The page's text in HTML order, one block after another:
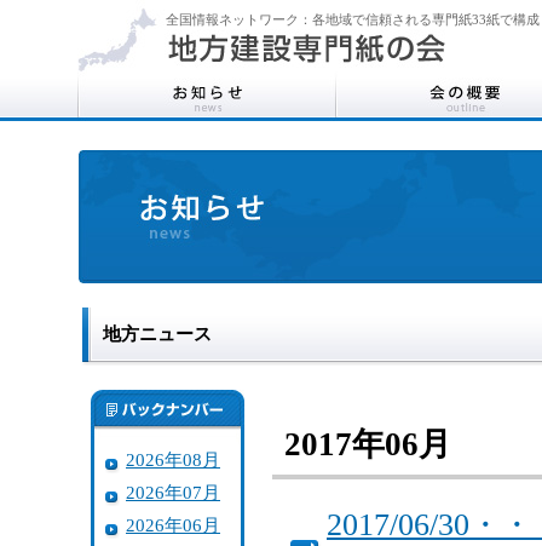
全国情報ネットワーク：各地域で信頼される専門紙33紙で構成
地方ニュース
2026年08月
2026年07月
2026年06月
2017年06月
2017/06/30・